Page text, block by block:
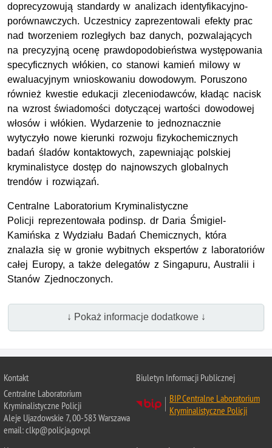
doprecyzowują standardy w analizach identyfikacyjno-
porównawczych. Uczestnicy zaprezentowali efekty prac
nad tworzeniem rozległych baz danych, pozwalających
na precyzyjną ocenę prawdopodobieństwa występowania
specyficznych włókien, co stanowi kamień milowy w
ewaluacyjnym wnioskowaniu dowodowym. Poruszono
również kwestie edukacji zleceniodawców, kładąc nacisk
na wzrost świadomości dotyczącej wartości dowodowej
włosów i włókien. Wydarzenie to jednoznacznie
wytyczyło nowe kierunki rozwoju fizykochemicznych
badań śladów kontaktowych, zapewniając polskiej
kryminalistyce dostęp do najnowszych globalnych
trendów i rozwiązań.
Centralne Laboratorium Kryminalistyczne
Policji reprezentowała podinsp. dr Daria Śmigiel-
Kamińska z Wydziału Badań Chemicznych, która
znalazła się w gronie wybitnych ekspertów z laboratoriów
całej Europy, a także delegatów z Singapuru, Australii i
Stanów Zjednoczonych.
↓ Pokaż informacje dodatkowe ↓
Kontakt
Centralne Laboratorium
Kryminalistyczne Policji
Aleje Ujazdowskie 7, 00-583 Warszawa
email: clkp@policja.gov.pl
Biuletyn Informacji Publicznej
BIP Centralne Laboratorium
Kryminalistyczne Policji